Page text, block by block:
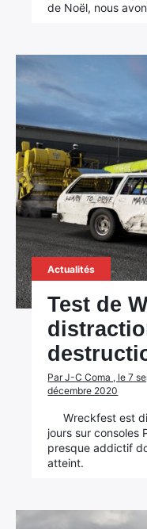
de Noël, nous
Actualités
Test de
Par J-C Coma , le 7
décembre 2020
Wreckfest est
jours sur consoles
presque addictif
atteint.